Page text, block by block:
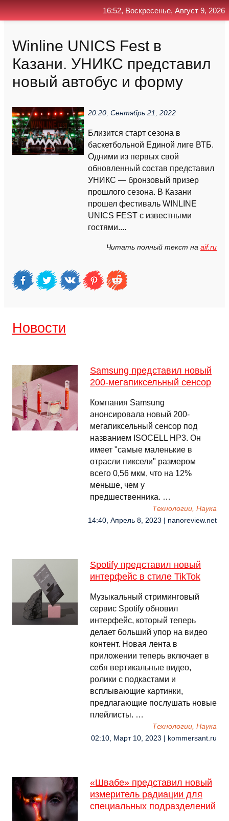
Winline UNICS Fest в
Казани. УНИКС представил
новый автобус и форму
20:20, Сентябрь 21, 2022
Близится старт сезона в
баскетбольной Единой лиге ВТБ.
Одними из первых свой
обновленный состав представил
УНИКС — бронзовый призер
прошлого сезона. В Казани
прошел фестиваль WINLINE
UNICS FEST с известными
гостями....
Читать полный текст на aif.ru
Новости
Samsung представил новый
200-мегапиксельный сенсор
Компания Samsung
анонсировала новый 200-
мегапиксельный сенсор под
названием ISOCELL HP3. Он
имеет "самые маленькие в
отрасли пиксели" размером
всего 0,56 мкм, что на 12%
меньше, чем у
предшественника. …
Технологии, Наука
14:40, Апрель 8, 2023 | nanoreview.net
Spotify представил новый
интерфейс в стиле TikTok
Музыкальный стриминговый
сервис Spotify обновил
интерфейс, который теперь
делает больший упор на видео
контент. Новая лента в
приложении теперь включает в
себя вертикальные видео,
ролики с подкастами и
всплывающие картинки,
предлагающие послушать новые
плейлисты. …
Технологии, Наука
02:10, Март 10, 2023 | kommersant.ru
«Швабе» представил новый
измеритель радиации для
специальных подразделений
16:52, Воскресенье, Август 9, 2026